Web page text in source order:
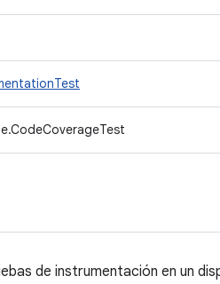
de instrumentación en un